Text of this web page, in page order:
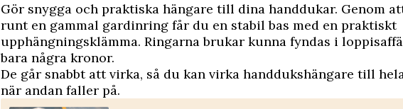
Gör snygga och praktiska hängare till dina handdukar. Genom
runt en gammal gardinring får du en stabil bas med en praktiskt
upphängningsklämma. Ringarna brukar kunna fyndas i
bara några kronor.
De går snabbt att virka, så du kan virka handdukshängare till
när andan faller på.